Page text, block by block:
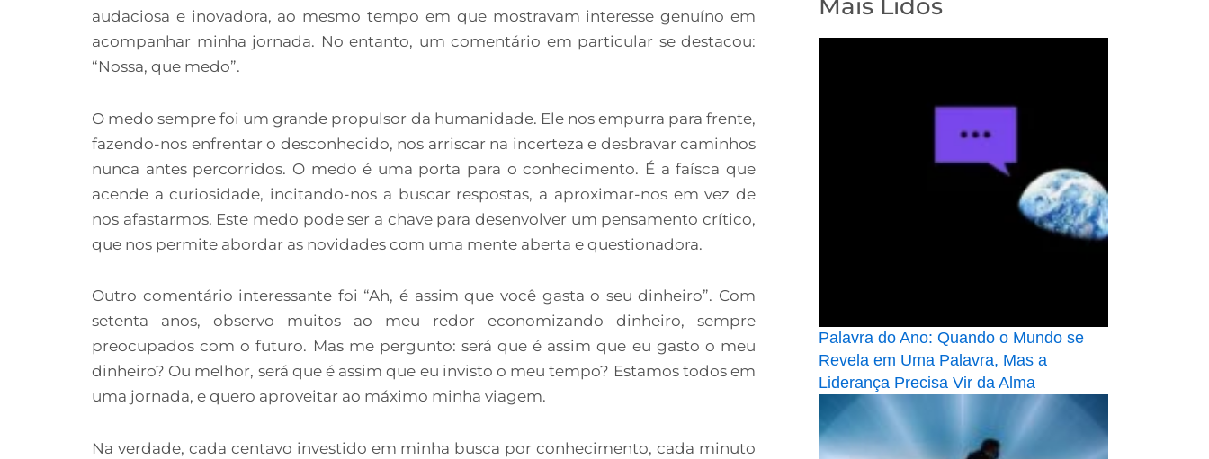
audaciosa e inovadora, ao mesmo tempo em que mostravam interesse genuíno em
acompanhar minha jornada. No entanto, um comentário em particular se destacou:
“Nossa, que medo”.
O medo sempre foi um grande propulsor da humanidade. Ele nos empurra para frente,
fazendo-nos enfrentar o desconhecido, nos arriscar na incerteza e desbravar caminhos
nunca antes percorridos. O medo é uma porta para o conhecimento. É a faísca que
acende a curiosidade, incitando-nos a buscar respostas, a aproximar-nos em vez de
nos afastarmos. Este medo pode ser a chave para desenvolver um pensamento crítico,
que nos permite abordar as novidades com uma mente aberta e questionadora.
Outro comentário interessante foi “Ah, é assim que você gasta o seu dinheiro”. Com
setenta anos, observo muitos ao meu redor economizando dinheiro, sempre
preocupados com o futuro. Mas me pergunto: será que é assim que eu gasto o meu
dinheiro? Ou melhor, será que é assim que eu invisto o meu tempo? Estamos todos em
uma jornada, e quero aproveitar ao máximo minha viagem.
Na verdade, cada centavo investido em minha busca por conhecimento, cada minuto
Mais Lidos
Palavra do Ano: Quando o Mundo se
Revela em Uma Palavra, Mas a
Liderança Precisa Vir da Alma